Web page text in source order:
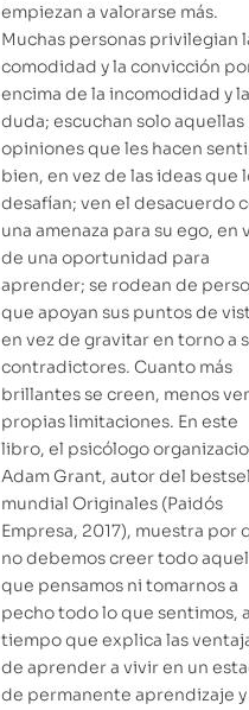
empiezan a valorarse más.
Muchas personas privilegian
comodidad y la convicción
encima de la incomodidad y la
duda; escuchan solo aquellas
opiniones que les hacen
bien, en vez de las ideas que
desafían; ven el desacuerdo
una amenaza para su ego, en
de una oportunidad para
aprender; se rodean de
que apoyan sus puntos de
en vez de gravitar en torno a
contradictores. Cuanto más
brillantes se creen, menos
propias limitaciones. En este
libro, el psicólogo
Adam Grant, autor del
mundial Originales (Paidós
Empresa, 2017), muestra por
no debemos creer todo
que pensamos ni tomarnos a
pecho todo lo que sentimos,
tiempo que explica las
de aprender a vivir en un
de permanente aprendizaje y